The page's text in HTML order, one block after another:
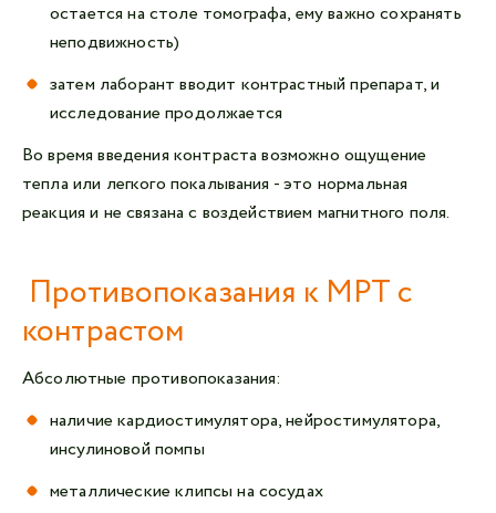
остается на столе томографа, ему важно сохранять
неподвижность)
затем лаборант вводит контрастный препарат, и
исследование продолжается
Во время введения контраста возможно ощущение
тепла или легкого покалывания - это нормальная
реакция и не связана с воздействием магнитного поля.
Противопоказания к МРТ с
контрастом
Абсолютные противопоказания:
наличие кардиостимулятора, нейростимулятора,
инсулиновой помпы
металлические клипсы на сосудах